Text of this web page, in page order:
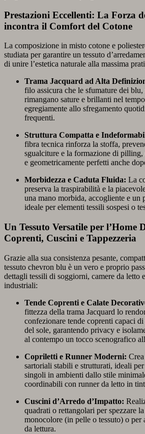
Prestazioni Eccellenti: La Forza
incontra il Comfort del Cotone
La composizione in misto cotone e
studiata per garantire un tessuto
di unire l’estetica naturale alla massima
Trama Jacquard ad Alta
filo assicura che le sfumature dei
rimangano sature e brillanti nel
egregiamente allo sfregamento
frequenti.
Struttura Compatta e
fibra tecnica rinforza la stoffa,
sgualciture e la formazione di
e geometricamente perfetti anche
Morbidezza e Caduta Fluida: La
preserva la traspirabilità e la
una mano morbida, accogliente e un
ideale per elementi tessili sospesi o
Un Tessuto Versatile per l’Home
Coprenti, Cuscini e Tappezzeria
Grazie alla sua consistenza pesante,
tessuto chevron blu è un vero e proprio
dettagli tessili di soggiorni, camere da letto
industriali:
Tende Coprenti e Calate
fittezza della trama Jacquard lo
confezionare tende coprenti capaci
del sole, garantendo privacy e
al contempo un tocco scenografico
Copriletti e Runner Moderni:
sartoriali stabili e strutturati, ideali
singoli in ambienti dallo stile
coordinabili con runner da letto in
Cuscini d’Arredo d’Impatto:
quadrati o rettangolari per spezzare
monocolore (in pelle o tessuto) o per
da lettura.